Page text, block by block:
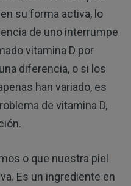
su forma activa, lo
de uno interrumpe
vitamina D por
diferencia, o si los
han variado, es
de vitamina D,
o que nuestra piel
Es un ingrediente en